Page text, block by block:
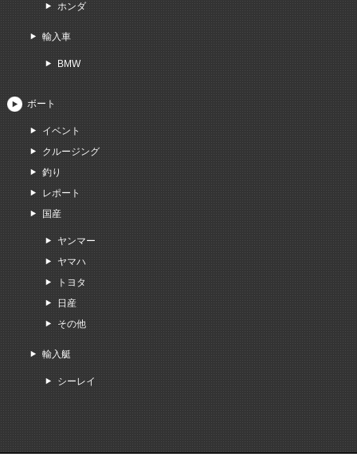
ホンダ
輸入車
BMW
ボート
イベント
クルージング
釣り
レポート
国産
ヤンマー
ヤマハ
トヨタ
日産
その他
輸入艇
シーレイ